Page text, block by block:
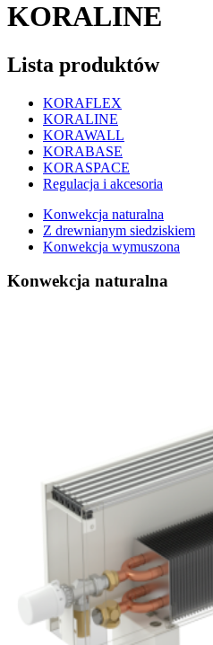
KORALINE
Lista produktów
KORAFLEX
KORALINE
KORAWALL
KORABASE
KORASPACE
Regulacja i akcesoria
Konwekcja naturalna
Z drewnianym siedziskiem
Konwekcja wymuszona
Konwekcja naturalna